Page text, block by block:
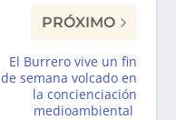
PRÓXIMO
El Burrero vive un fin
de semana volcado en
la concienciación
medioambiental